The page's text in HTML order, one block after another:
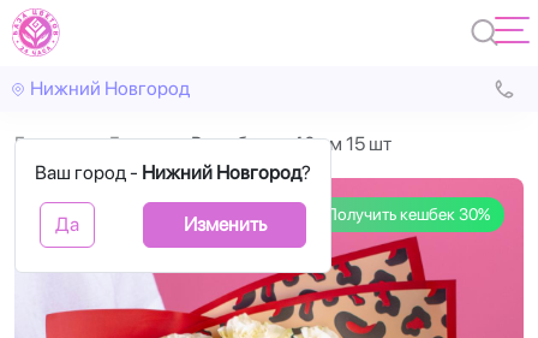
Нижний Новгород
Ваш город - Нижний Новгород?
Да Изменить
Главная Белые Розы белые 40 см 15 шт
Получить кешбек 30%